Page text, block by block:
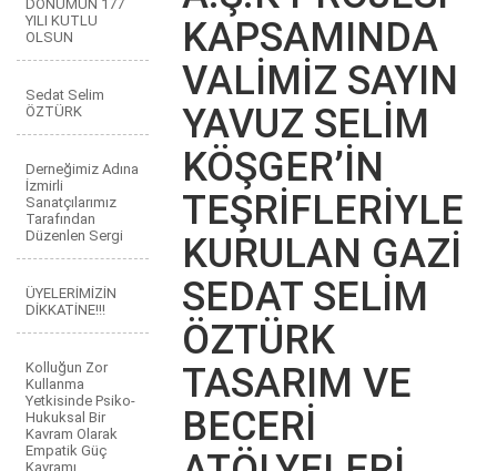
DÖNÜMÜN 177
YILI KUTLU
OLSUN
Sedat Selim
ÖZTÜRK
Derneğimiz Adına
İzmirli
Sanatçılarımız
Tarafından
Düzenlen Sergi
ÜYELERİMİZİN
DİKKATİNE!!!
Kolluğun Zor
Kullanma
Yetkisinde Psiko-
Hukuksal Bir
Kavram Olarak
Empatik Güç
Kavramı
KAPSAMINDA
VALİMİZ SAYIN
YAVUZ SELİM
KÖŞGER’İN
TEŞRİFLERİYLE
KURULAN GAZİ
SEDAT SELİM
ÖZTÜRK
TASARIM VE
BECERİ